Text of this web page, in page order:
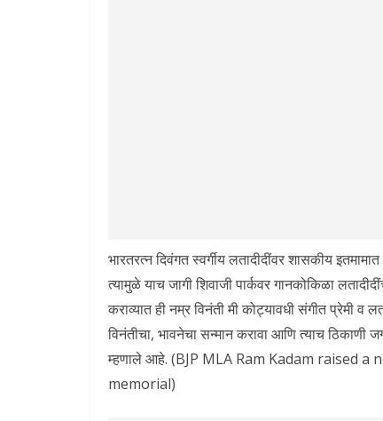
भारतरत्न दिवंगत स्वर्गीय लतादीदींवर शासकीय
त्यामुळे याच जागी शिवाजी पार्कवर गानकोकिळा
कराव्यात ही नम्र विनंती मी कोट्यावधी संगीत प्रेमी व
विनंतीचा, भावनेचा सन्मान करावा आणि त्याच
म्हणाले आहे. (BJP MLA Ram Kadam raised
memorial)